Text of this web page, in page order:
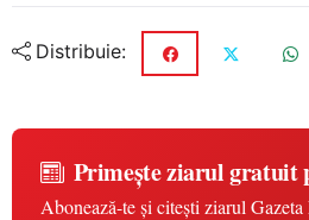
Distribuie:
Primește ziarul gratuit
Abonează-te și citești ziarul